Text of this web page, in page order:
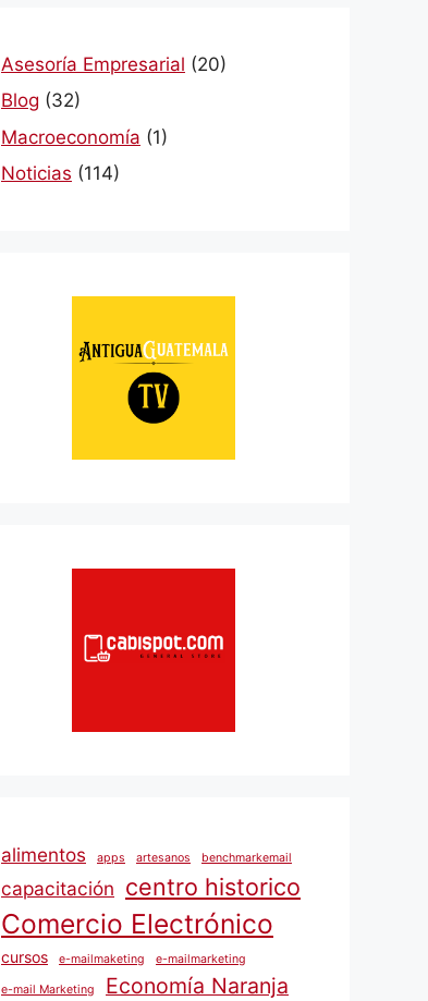
Asesoría Empresarial (20)
Blog (32)
Macroeconomía (1)
Noticias (114)
alimentos apps artesanos benchmarkemail
capacitación centro historico
Comercio Electrónico
cursos e-mailmaketing e-mailmarketing
e-mail Marketing Economía Naranja